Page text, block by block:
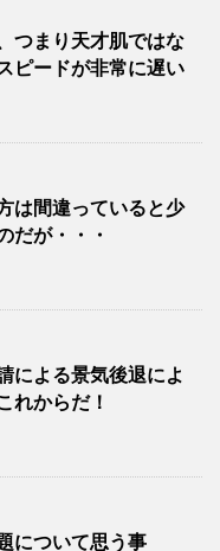
つまり天才肌ではな
ピードが非常に遅い
は間違っていると少
だが・・・
による景気後退によ
れからだ！
について思う事